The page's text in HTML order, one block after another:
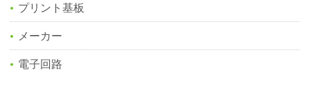
プリント基板
メーカー
電子回路